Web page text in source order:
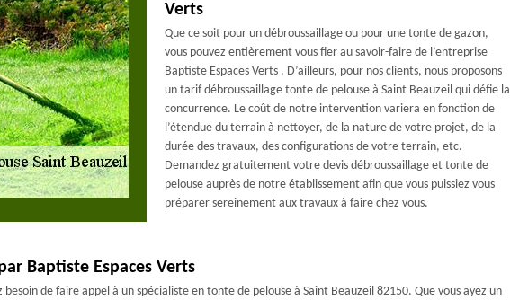
Verts
Que ce soit pour un débroussaillage ou pour une tonte de gazon,
vous pouvez entièrement vous fier au savoir-faire de l’entreprise
Baptiste Espaces Verts . D’ailleurs, pour nos clients, nous proposons
un tarif débroussaillage tonte de pelouse à Saint Beauzeil qui défie la
concurrence. Le coût de notre intervention variera en fonction de
l’étendue du terrain à nettoyer, de la nature de votre projet, de la
durée des travaux, des configurations de votre terrain, etc.
Demandez gratuitement votre devis débroussaillage et tonte de
pelouse auprès de notre établissement afin que vous puissiez vous
préparer sereinement aux travaux à faire chez vous.
Baptiste Espaces Verts
besoin de faire appel à un spécialiste en tonte de pelouse à Saint Beauzeil 82150. Que vous ayez un